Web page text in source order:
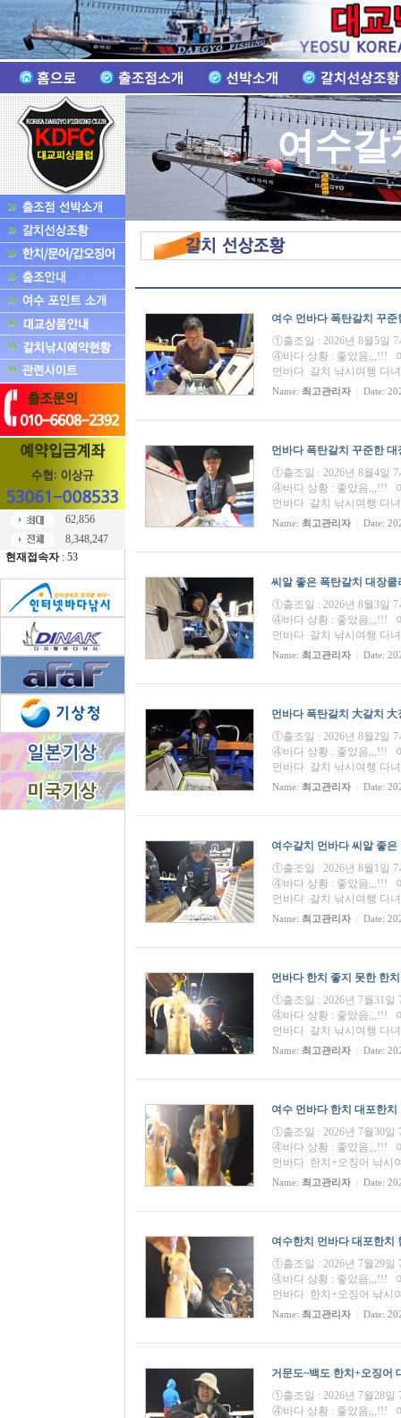
62,856
8,348,247
현재접속자: 53
여수갈
여수 먼바다 폭탄갈치 꾸
①출조일 : 2026년 8월5일
④바다 상황 : 좋았음,,,!!!
먼바다 갈치 낚시여행 다
Name: 최고관리자 Date:
먼바다 폭탄갈치 꾸준한
①출조일 : 2026년 8월4일
④바다 상황 : 좋았음,,,!!!
먼바다 갈치 낚시여행 다
Name: 최고관리자 Date:
씨알 좋은 폭탄갈치 대장
①출조일 : 2026년 8월3일
④바다 상황 : 좋았음,,,!!!
먼바다 갈치 낚시여행 다
Name: 최고관리자 Date:
먼바다 폭탄갈치 大갈치
①출조일 : 2026년 8월2일
④바다 상황 : 좋았음,,,!!!
먼바다 갈치 낚시여행 다
Name: 최고관리자 Date:
여수갈치 먼바다 씨알 좋
①출조일 : 2026년 8월1일
④바다 상황 : 좋았음,,,!!!
먼바다 갈치 낚시여행 다
Name: 최고관리자 Date:
먼바다 한치 좋지 못한 한
①출조일 : 2026년 7월31
④바다 상황 : 좋았음,,,!!!
먼바다 갈치 낚시여행 다
Name: 최고관리자 Date:
여수 먼바다 한치 대포한치
①출조일 : 2026년 7월30
④바다 상황 : 좋았음,,,!!!
먼바다 한치+오징어 낚시
Name: 최고관리자 Date:
여수한치 먼바다 대포한치
①출조일 : 2026년 7월29
④바다 상황 : 좋았음,,,!!!
먼바다 한치+오징어 낚시
Name: 최고관리자 Date:
거문도~백도 한치+오징어
①출조일 : 2026년 7월28
④바다 상황 : 좋았음,,,!!!